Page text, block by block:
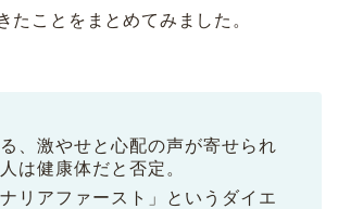
たことをまとめてみました。
、激やせと心配の声が寄せられ
は健康体だと否定。
ナリアファースト」というダイエ